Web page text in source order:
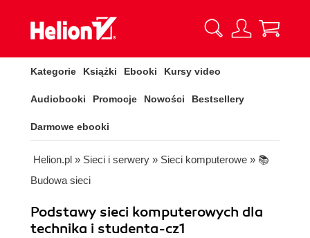
Kategorie Książki Ebooki Kursy video
Audiobooki Promocje Nowości Bestsellery
Darmowe ebooki
Helion.pl » Sieci i serwery » Sieci komputerowe » 📚
Budowa sieci
Podstawy sieci komputerowych dla
technika i studenta-cz1